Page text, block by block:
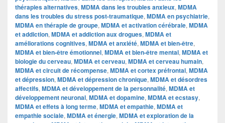
thérapies alternatives, MDMA dans les troubles anxieux, MDMA
dans les troubles du stress post-traumatique, MDMA en psychiatrie,
MDMA en thérapie de groupe, MDMA et activation cérébrale, MDMA
et addiction, MDMA et addiction aux drogues, MDMA et
améliorations cognitives, MDMA et anxiété, MDMA et bien-être,
MDMA et bien-être émotionnel, MDMA et bien-être mental, MDMA et
biologie du cerveau, MDMA et cerveau, MDMA et cerveau humain,
MDMA et circuit de récompense, MDMA et cortex préfrontal, MDMA
et dépression, MDMA et dépression chronique, MDMA et désordres
affectifs, MDMA et développement de la personnalité, MDMA et
développement neuronal, MDMA et dopamine, MDMA et ecstasy,
MDMA et effets à long terme, MDMA et empathie, MDMA et
empathie sociale, MDMA et énergie, MDMA et exploration de la